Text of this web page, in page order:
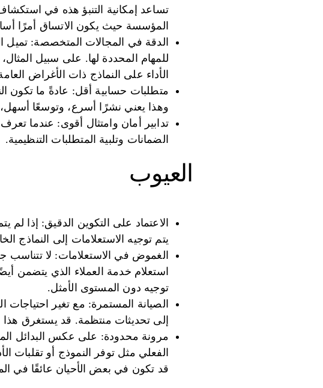
تساعد إمكانية التنبؤ هذه في
المؤسسة حيث يكون الاتساق أمرًا
الدقة في المجالات المتخصصة: تميل
للمهام المحددة لها. على سبيل
الأداء على النماذج ذات الأغراض
متطلبات حسابية أقل: عادةً ما تكون
وهذا يعني نشرًا أسرع، وتوسعًا
تدابير أمان وامتثال أقوى: عندما
الضمانات وتلبية المتطلبات التنظيمية.
العيوب
الاعتماد على التكوين الدقيق: إذا
يتم توجيه الاستعلامات إلى النماذج
الغموض في الاستعلامات: لا تتناسب
استعلام خدمة العملاء الذي يتضمن
توجيه دون المستوى الأمثل.
الصيانة المستمرة: مع تغير احتياجات
إلى تحديثات منتظمة. قد يستغرق
مرونة محدودة: على عكس البدائل
الفعلي مثل توفر النموذج أو تقلبات
قد تكون في بعض الأحيان عائقًا في